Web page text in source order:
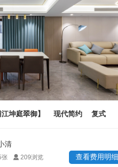
江坤庭翠御】 现代简约 复式
清
张 209浏览 查看费用明细